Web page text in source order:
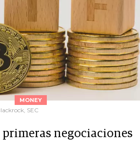
MONEY
SEC
negociaciones